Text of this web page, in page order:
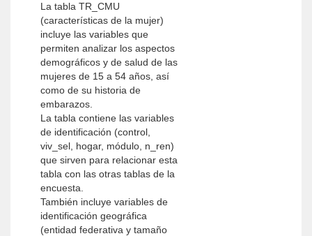
La tabla TR_CMU
(características de la mujer)
incluye las variables que
permiten analizar los aspectos
demográficos y de salud de las
mujeres de 15 a 54 años, así
como de su historia de
embarazos.
La tabla contiene las variables
de identificación (control,
viv_sel, hogar, módulo, n_ren)
que sirven para relacionar esta
tabla con las otras tablas de la
encuesta.
También incluye variables de
identificación geográfica
(entidad federativa y tamaño